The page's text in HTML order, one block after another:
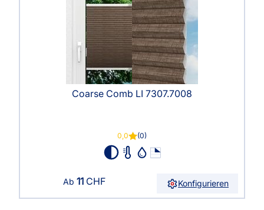
Coarse Comb LI 7307.7008
0,0 (0)
Ab 11 CHF Konfigurieren